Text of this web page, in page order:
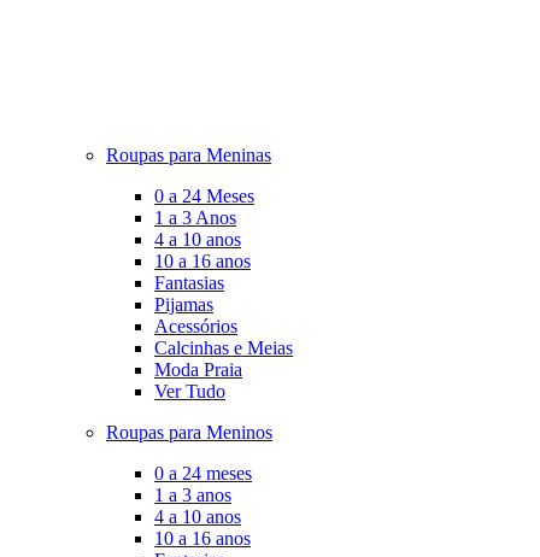
Roupas para Meninas
0 a 24 Meses
1 a 3 Anos
4 a 10 anos
10 a 16 anos
Fantasias
Pijamas
Acessórios
Calcinhas e Meias
Moda Praia
Ver Tudo
Roupas para Meninos
0 a 24 meses
1 a 3 anos
4 a 10 anos
10 a 16 anos